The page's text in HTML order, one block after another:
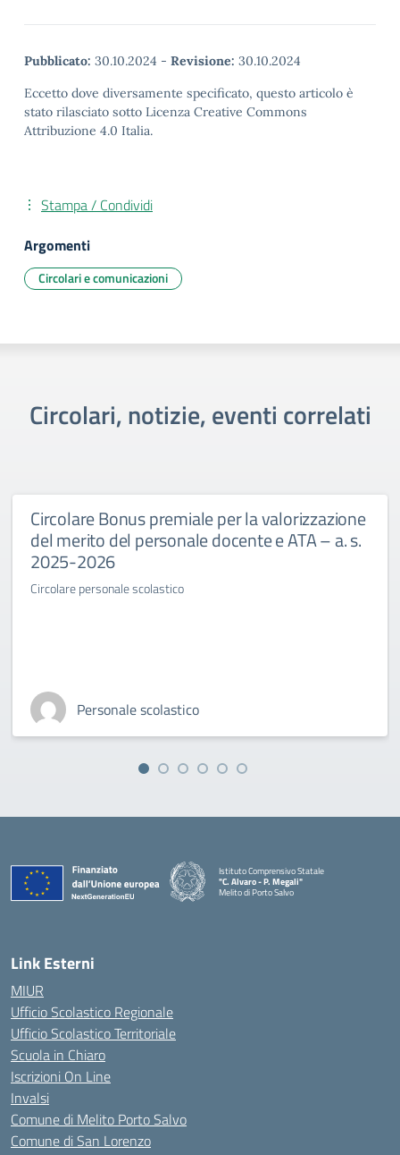
Pubblicato: 30.10.2024 - Revisione: 30.10.2024
Eccetto dove diversamente specificato, questo articolo è
stato rilasciato sotto Licenza Creative Commons
Attribuzione 4.0 Italia.
Stampa / Condividi
Argomenti
Circolari e comunicazioni
Circolari, notizie, eventi correlati
Circolare Bonus premiale per la valorizzazione
del merito del personale docente e ATA – a. s.
2025-2026
Circolare personale scolastico
Personale scolastico
Istituto Comprensivo Statale
"C. Alvaro - P. Megali"
Melito di Porto Salvo
Link Esterni
MIUR
Ufficio Scolastico Regionale
Ufficio Scolastico Territoriale
Scuola in Chiaro
Iscrizioni On Line
Invalsi
Comune di Melito Porto Salvo
Comune di San Lorenzo